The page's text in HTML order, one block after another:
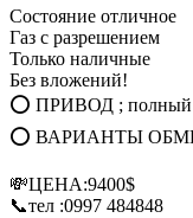
Состояние отличное
Газ с разрешением
Только наличные
Без вложений!
⭕ ПРИВОД ; полный
⭕ ВАРИАНТЫ
💸ЦЕНА:9400$
📞тел :0997 484848